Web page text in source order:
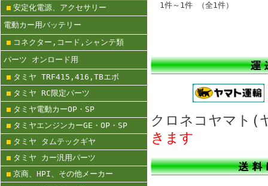
安定化電源、アクセサリー
電動カー用バッテリー
コネクター,コード,シャンテ類
パーツ オンロード用
タミヤ TRF415,416,TBエボ
タミヤ RC限定パーツ
タミヤ電動カーOP・SP
タミヤエンジンカーGE・OP・SP
タミヤ タムテックギヤ
タミヤ カー汎用パーツ
京商、HPI、その他メーカー
1件～1件 （全1件）
クロネコヤマ
きます